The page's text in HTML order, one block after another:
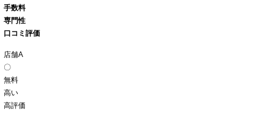
手数料
専門性
口コミ評価
店舗A
〇
無料
高い
高評価